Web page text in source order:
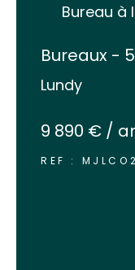
Bureau à
Bureaux -
Lundy
9 890 € /
REF :